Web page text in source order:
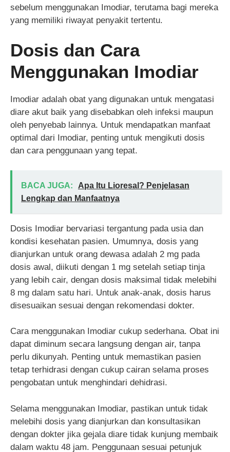
sebelum menggunakan Imodiar, terutama bagi mereka
yang memiliki riwayat penyakit tertentu.
Dosis dan Cara
Menggunakan Imodiar
Imodiar adalah obat yang digunakan untuk mengatasi
diare akut baik yang disebabkan oleh infeksi maupun
oleh penyebab lainnya. Untuk mendapatkan manfaat
optimal dari Imodiar, penting untuk mengikuti dosis
dan cara penggunaan yang tepat.
BACA JUGA:
Apa Itu Lioresal? Penjelasan
Lengkap dan Manfaatnya
Dosis Imodiar bervariasi tergantung pada usia dan
kondisi kesehatan pasien. Umumnya, dosis yang
dianjurkan untuk orang dewasa adalah 2 mg pada
dosis awal, diikuti dengan 1 mg setelah setiap tinja
yang lebih cair, dengan dosis maksimal tidak melebihi
8 mg dalam satu hari. Untuk anak-anak, dosis harus
disesuaikan sesuai dengan rekomendasi dokter.
Cara menggunakan Imodiar cukup sederhana. Obat ini
dapat diminum secara langsung dengan air, tanpa
perlu dikunyah. Penting untuk memastikan pasien
tetap terhidrasi dengan cukup cairan selama proses
pengobatan untuk menghindari dehidrasi.
Selama menggunakan Imodiar, pastikan untuk tidak
melebihi dosis yang dianjurkan dan konsultasikan
dengan dokter jika gejala diare tidak kunjung membaik
dalam waktu 48 jam. Penggunaan sesuai petunjuk